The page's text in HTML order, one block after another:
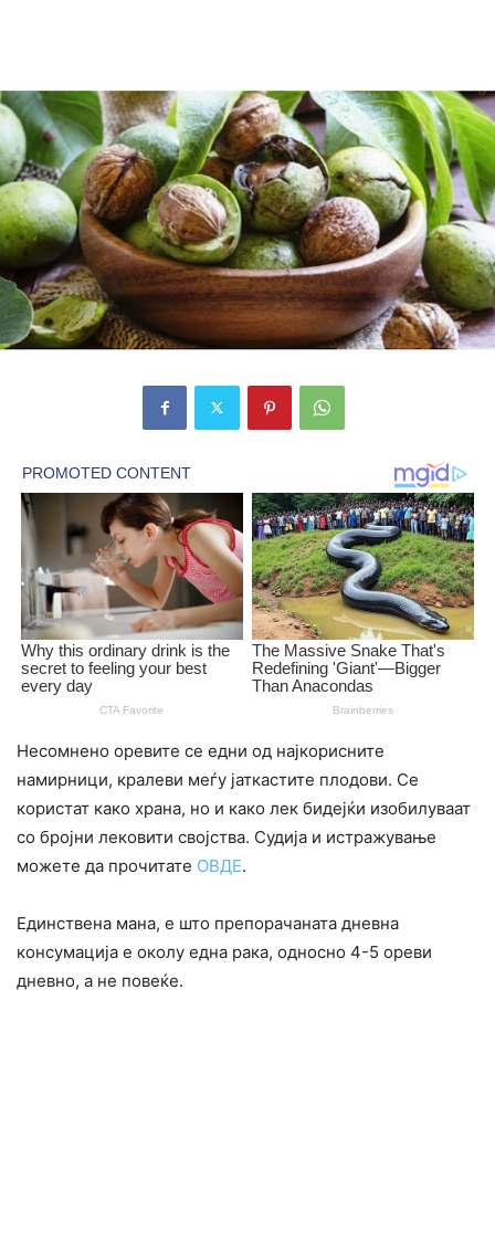
Несомнено оревите се едни од најкорисните
намирници, кралеви меѓу јаткастите плодови. Се
користат како храна, но и како лек бидејќи изобилуваат
со бројни лековити својства. Судија и истражување
можете да прочитате ОВДЕ.
Единствена мана, е што препорачаната дневна
консумација е околу една рака, односно 4-5 ореви
дневно, а не повеќе.